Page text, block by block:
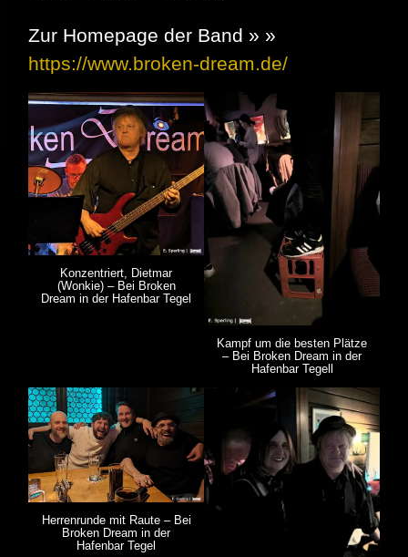
Zur Homepage der Band » »
https://www.broken-dream.de/
Konzentriert, Dietmar
(Wonkie) – Bei Broken
Dream in der Hafenbar Tegel
Kampf um die besten Plätze
– Bei Broken Dream in der
Hafenbar Tegell
Herrenrunde mit Raute – Bei
Broken Dream in der
Hafenbar Tegel